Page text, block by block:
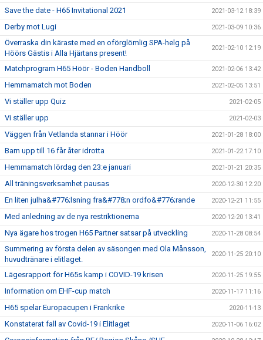
Save the date - H65 Invitational 2021 2021-03-12 18:39
Derby mot Lugi 2021-03-09 10:36
Överraska din käraste med en oförglömlig SPA-helg på
Höörs Gästis i Alla Hjärtans present!
2021-02-10 12:19
Matchprogram H65 Höör - Boden Handboll 2021-02-06 13:42
Hemmamatch mot Boden 2021-02-05 13:51
Vi ställer upp Quiz 2021-02-05
Vi ställer upp 2021-02-03
Väggen från Vetlanda stannar i Höör 2021-01-28 18:00
Barn upp till 16 får åter idrotta 2021-01-22 17:10
Hemmamatch lördag den 23:e januari 2021-01-21 20:35
All träningsverksamhet pausas 2020-12-30 12:20
En liten julha&#776;lsning fra&#778;n ordfo&#776;rande 2020-12-21 11:55
Med anledning av de nya restriktionerna 2020-12-20 13:41
Nya ägare hos trogen H65 Partner satsar på utveckling 2020-11-28 08:54
Summering av första delen av säsongen med Ola Månsson,
huvudtränare i elitlaget.
2020-11-25 20:10
Lägesrapport för H65s kamp i COVID-19 krisen 2020-11-25 19:55
Information om EHF-cup match 2020-11-17 11:16
H65 spelar Europacupen i Frankrike 2020-11-13
Konstaterat fall av Covid-19 i Elitlaget 2020-11-06 16:02